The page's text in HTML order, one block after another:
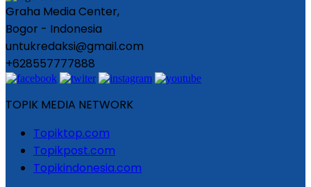
Graha Media Center,
Bogor - Indonesia
untukredaksi@gmail.com
+628557777888
TOPIK MEDIA NETWORK
Topiktop.com
Topikpost.com
Topikindonesia.com